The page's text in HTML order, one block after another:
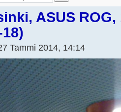
ASUS ROG,
Tammi 2014, 14:14